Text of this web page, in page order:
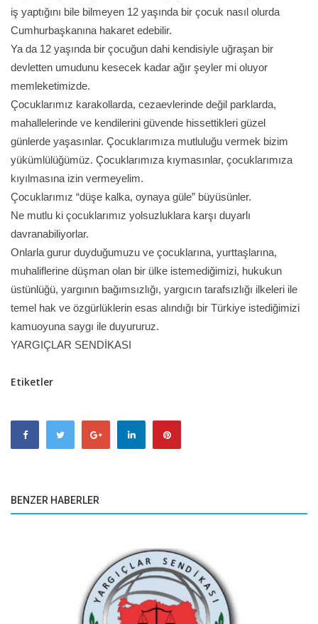
iş yaptığını bile bilmeyen 12 yaşında bir çocuk nasıl olurda
Cumhurbaşkanına hakaret edebilir.
Ya da 12 yaşında bir çocuğun dahi kendisiyle uğraşan bir
devletten umudunu kesecek kadar ağır şeyler mi oluyor
memleketimizde.
Çocuklarımız karakollarda, cezaevlerinde değil parklarda,
mahallelerinde ve kendilerini güvende hissettikleri güzel
günlerde yaşasınlar. Çocuklarımıza mutluluğu vermek bizim
yükümlülüğümüz. Çocuklarımıza kıymasınlar, çocuklarımıza
kıyılmasına izin vermeyelim.
Çocuklarımız “düşe kalka, oynaya güle” büyüsünler.
Ne mutlu ki çocuklarımız yolsuzluklara karşı duyarlı
davranabiliyorlar.
Onlarla gurur duyduğumuzu ve çocuklarına, yurttaşlarına,
muhaliflerine düşman olan bir ülke istemediğimizi, hukukun
üstünlüğü, yargının bağımsızlığı, yargıcın tarafsızlığı ilkeleri ile
temel hak ve özgürlüklerin esas alındığı bir Türkiye istediğimizi
kamuoyuna saygı ile duyururuz.
YARGIÇLAR SENDİKASI
Etiketler
BENZER HABERLER